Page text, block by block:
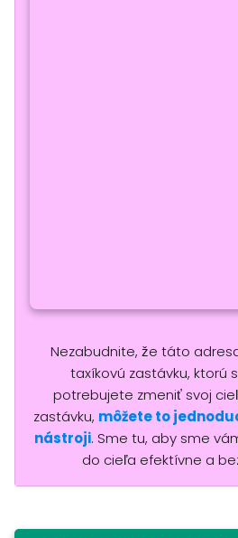
Nezabudnite, že táto
taxíkovú zastávku, ktorú
potrebujete zmeniť svoj
zastávku, môžete to
nástroji. Sme tu, aby sme
do cieľa efektívne a